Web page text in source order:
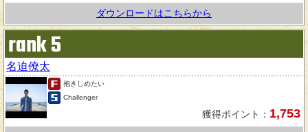
ダウンロードはこちらから
rank 5
名迫僚太
抱きしめたい
Challenger
獲得ポイント： 1,753